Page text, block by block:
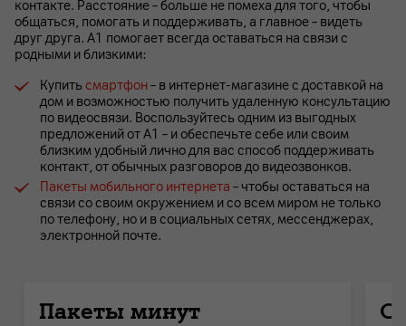
контакте. Расстояние – больше не помеха для того, чтобы
общаться, помогать и поддерживать, а главное – видеть
друг друга. А1 помогает всегда оставаться на связи с
родными и близкими:
Купить смартфон– в интернет-магазине с доставкой на
дом и возможностью получить удаленную консультацию
по видеосвязи. Воспользуйтесь одним из выгодных
предложений от А1 – и обеспечьте себе или своим
близким удобный лично для вас способ поддерживать
контакт, от обычных разговоров до видеозвонков.
Пакеты мобильного интернета – чтобы оставаться на
связи со своим окружением и со всем миром не только
по телефону, но и в социальных сетях, мессенджерах,
электронной почте.
Пакеты минут